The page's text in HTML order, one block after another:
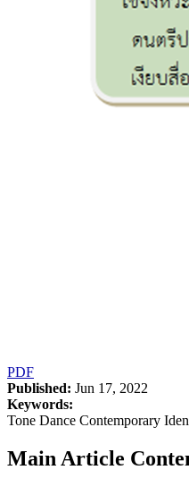
PDF
Published: Jun 17, 2022
Keywords:
Tone Dance Contemporary
Main Article